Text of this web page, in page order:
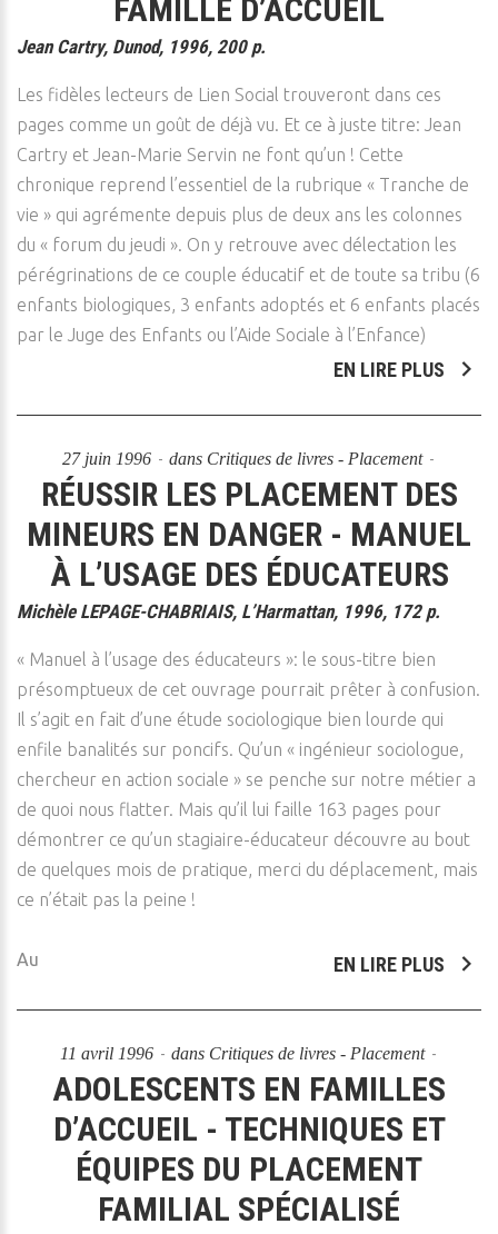
FAMILLE D’ACCUEIL
Jean Cartry, Dunod, 1996, 200 p.
Les fidèles lecteurs de Lien Social trouveront dans ces
pages comme un goût de déjà vu. Et ce à juste titre: Jean
Cartry et Jean-Marie Servin ne font qu’un ! Cette
chronique reprend l’essentiel de la rubrique « Tranche de
vie » qui agrémente depuis plus de deux ans les colonnes
du « forum du jeudi ». On y retrouve avec délectation les
pérégrinations de ce couple éducatif et de toute sa tribu (6
enfants biologiques, 3 enfants adoptés et 6 enfants placés
par le Juge des Enfants ou l’Aide Sociale à l’Enfance)
EN LIRE PLUS
27 juin 1996 dans Critiques de livres - Placement
RÉUSSIR LES PLACEMENT DES
MINEURS EN DANGER - MANUEL
À L’USAGE DES ÉDUCATEURS
Michèle LEPAGE-CHABRIAIS, L’Harmattan, 1996, 172 p.
« Manuel à l’usage des éducateurs »: le sous-titre bien
présomptueux de cet ouvrage pourrait prêter à confusion.
Il s’agit en fait d’une étude sociologique bien lourde qui
enfile banalités sur poncifs. Qu’un « ingénieur sociologue,
chercheur en action sociale » se penche sur notre métier a
de quoi nous flatter. Mais qu’il lui faille 163 pages pour
démontrer ce qu’un stagiaire-éducateur découvre au bout
de quelques mois de pratique, merci du déplacement, mais
ce n’était pas la peine !
Au EN LIRE PLUS
11 avril 1996 dans Critiques de livres - Placement
ADOLESCENTS EN FAMILLES
D’ACCUEIL - TECHNIQUES ET
ÉQUIPES DU PLACEMENT
FAMILIAL SPÉCIALISÉ